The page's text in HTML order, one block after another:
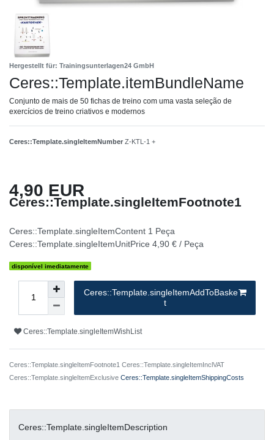
Hergestellt für: Trainingsunterlagen24 GmbH
Ceres::Template.itemBundleName
Conjunto de mais de 50 fichas de treino com uma vasta seleção de
exercícios de treino criativos e modernos
Ceres::Template.singleItemNumber Z-KTL-1 +
4,90 EUR
Ceres::Template.singleItemFootnote1
Ceres::Template.singleItemContent 1 Peça
Ceres::Template.singleItemUnitPrice 4,90 € / Peça
disponível imediatamente
Ceres::Template.singleItemAddToBaske
t
Ceres::Template.singleItemWishList
Ceres::Template.singleItemFootnote1 Ceres::Template.singleItemInclVAT
Ceres::Template.singleItemExclusive Ceres::Template.singleItemShippingCosts
Ceres::Template.singleItemDescription